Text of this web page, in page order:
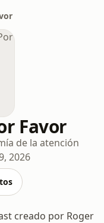
Favor
de la atención
2026
creado por Roger